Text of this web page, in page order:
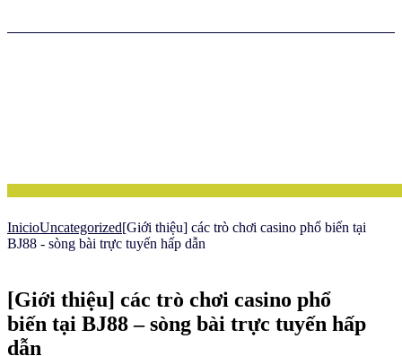
InicioUncategorized[Giới thiệu] các trò chơi casino phổ biến tại
BJ88 - sòng bài trực tuyến hấp dẫn
[Giới thiệu] các trò chơi casino phổ
biến tại BJ88 – sòng bài trực tuyến hấp
dẫn